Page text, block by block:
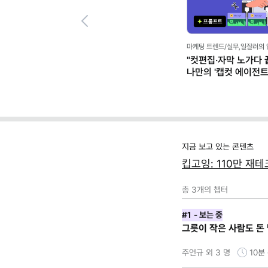
마케팅 트렌드/실무,일잘러의
"컷편집·자막 노가다
나만의 '캡컷 에이전
지금 보고 있는 콘텐츠
킵고잉: 110만 재
총 3개의 챕터
#1 - 보는 중
그릇이 작은 사람도 돈
주언규 외 3 명 10분